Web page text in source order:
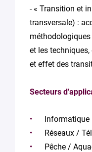
- « Transition et
transversale) :
et les
et effet des
Secteurs
Informatique
Réseaux /
Pêche /